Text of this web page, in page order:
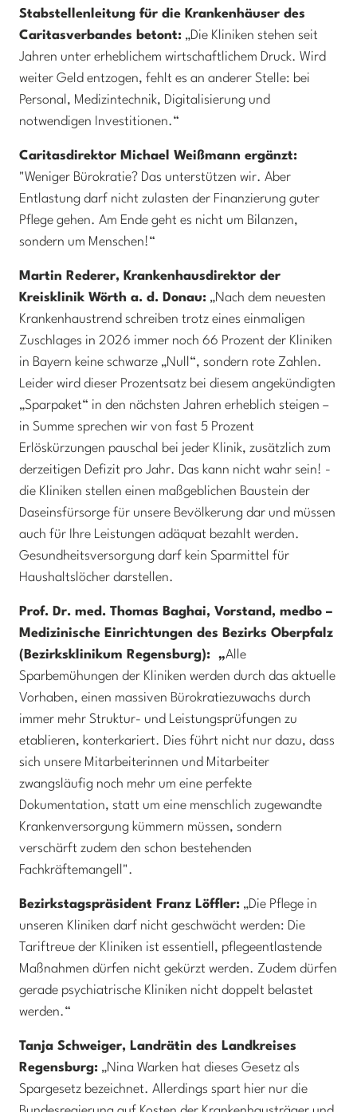
Stabstellenleitung für die Krankenhäuser des
Caritasverbandes betont: „Die Kliniken stehen seit
Jahren unter erheblichem wirtschaftlichem Druck. Wird
weiter Geld entzogen, fehlt es an anderer Stelle: bei
Personal, Medizintechnik, Digitalisierung und
notwendigen Investitionen.“
Caritasdirektor Michael Weißmann ergänzt:
"Weniger Bürokratie? Das unterstützen wir. Aber
Entlastung darf nicht zulasten der Finanzierung guter
Pflege gehen. Am Ende geht es nicht um Bilanzen,
sondern um Menschen!“
Martin Rederer, Krankenhausdirektor der
Kreisklinik Wörth a. d. Donau: „Nach dem neuesten
Krankenhaustrend schreiben trotz eines einmaligen
Zuschlages in 2026 immer noch 66 Prozent der Kliniken
in Bayern keine schwarze „Null“, sondern rote Zahlen.
Leider wird dieser Prozentsatz bei diesem angekündigten
„Sparpaket“ in den nächsten Jahren erheblich steigen –
in Summe sprechen wir von fast 5 Prozent
Erlöskürzungen pauschal bei jeder Klinik, zusätzlich zum
derzeitigen Defizit pro Jahr. Das kann nicht wahr sein! -
die Kliniken stellen einen maßgeblichen Baustein der
Daseinsfürsorge für unsere Bevölkerung dar und müssen
auch für Ihre Leistungen adäquat bezahlt werden.
Gesundheitsversorgung darf kein Sparmittel für
Haushaltslöcher darstellen.
Prof. Dr. med. Thomas Baghai, Vorstand, medbo –
Medizinische Einrichtungen des Bezirks Oberpfalz
(Bezirksklinikum Regensburg): „Alle
Sparbemühungen der Kliniken werden durch das aktuelle
Vorhaben, einen massiven Bürokratiezuwachs durch
immer mehr Struktur- und Leistungsprüfungen zu
etablieren, konterkariert. Dies führt nicht nur dazu, dass
sich unsere Mitarbeiterinnen und Mitarbeiter
zwangsläufig noch mehr um eine perfekte
Dokumentation, statt um eine menschlich zugewandte
Krankenversorgung kümmern müssen, sondern
verschärft zudem den schon bestehenden
Fachkräftemangell".
Bezirkstagspräsident Franz Löffler: „Die Pflege in
unseren Kliniken darf nicht geschwächt werden: Die
Tariftreue der Kliniken ist essentiell, pflegeentlastende
Maßnahmen dürfen nicht gekürzt werden. Zudem dürfen
gerade psychiatrische Kliniken nicht doppelt belastet
werden.“
Tanja Schweiger, Landrätin des Landkreises
Regensburg: „Nina Warken hat dieses Gesetz als
Spargesetz bezeichnet. Allerdings spart hier nur die